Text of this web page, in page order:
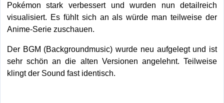
Pokémon stark verbessert und wurden nun detailreich
visualisiert. Es fühlt sich an als würde man teilweise der
Anime-Serie zuschauen.
Der BGM (Backgroundmusic) wurde neu aufgelegt und ist
sehr schön an die alten Versionen angelehnt. Teilweise
klingt der Sound fast identisch.